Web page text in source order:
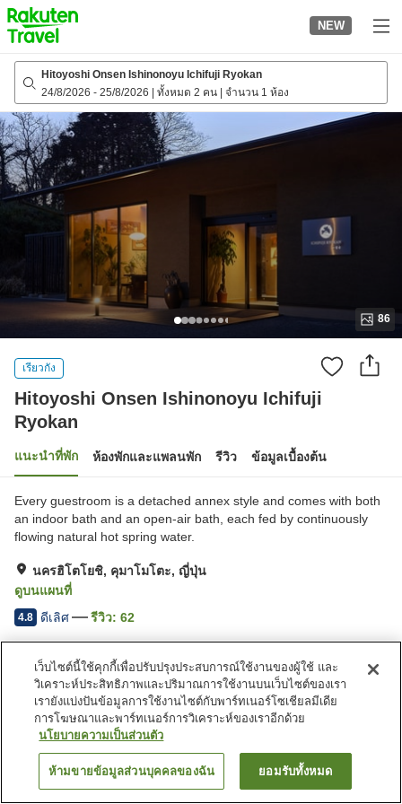
to
top
page
NEW
Hitoyoshi Onsen Ishinonoyu Ichifuji Ryokan
24/8/2026 - 25/8/2026 ทั้งหมด 2 คน จำนวน 1 ห้อง
86
เรียวกัง
Hitoyoshi Onsen Ishinonoyu Ichifuji
Ryokan
แนะนำที่พัก ห้องพักและแพลนพัก รีวิว ข้อมูลเบื้องต้น
Every guestroom is a detached annex style and comes with both
an indoor bath and an open-air bath, each fed by continuously
flowing natural hot spring water.
นครฮิโตโยชิ, คุมาโมโตะ, ญี่ปุ่น
ดูบนแผนที่
4.8 ดีเลิศ รีวิว: 62
สิ่งอำนวยความสะดวกในที่พัก
เลานจ์
ห้องอาบน้ำใหญ่ (มีบ่อน้ำพุ
ร้อน)
Hitoyoshi Onsen Ishinonoyu Ichifuji Ryokan
ค้นหาห้องพัก
เว็บไซต์นี้ใช้คุกกี้เพื่อปรับปรุงประสบการณ์ใช้งานของผู้ใช้ และ
วิเคราะห์ประสิทธิภาพและปริมาณการใช้งานบนเว็บไซต์ของเรา
เรายังแบ่งปันข้อมูลการใช้งานไซต์กับพาร์ทเนอร์โซเชียลมีเดีย
การโฆษณาและพาร์ทเนอร์การวิเคราะห์ของเราอีกด้วย
นโยบายความเป็นส่วนตัว
ห้ามขายข้อมูลส่วนบุคคลของฉัน ยอมรับทั้งหมด